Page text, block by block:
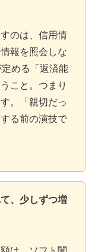
のは、信用情
報を照会しな
める「返済能
こと。つまり
。「親切だっ
る前の演技で
、少しずつ増